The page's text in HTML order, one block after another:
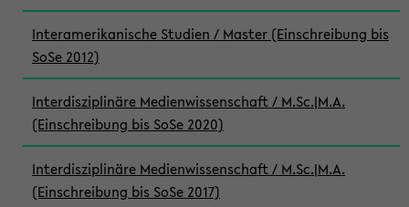
Interamerikanische Studien / Master (Einschreibung bis
SoSe 2012)
Interdisziplinäre Medienwissenschaft / M.Sc.|M.A.
(Einschreibung bis SoSe 2020)
Interdisziplinäre Medienwissenschaft / M.Sc.|M.A.
(Einschreibung bis SoSe 2017)